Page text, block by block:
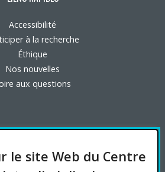
le site Web du Centre
Accessibilité
à la recherche
Éthique
Nos nouvelles
aux questions